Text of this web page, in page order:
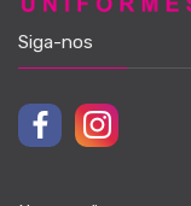
Siga-nos